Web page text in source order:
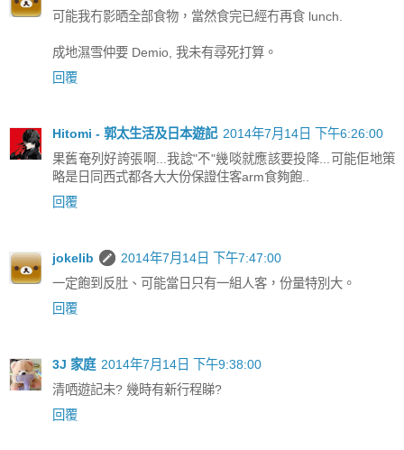
可能我冇影晒全部食物，當然食完已經冇再食 lunch.
成地濕雪仲要 Demio, 我未有尋死打算。
回覆
Hitomi - 郭太生活及日本遊記 2014年7月14日 下午6:26:00
果舊奄列好誇張啊...我諗"不"幾啖就應該要投降...可能佢地策
略是日同西式都各大大份保證住客arm食夠飽..
回覆
jokelib
2014年7月14日 下午7:47:00
一定飽到反肚、可能當日只有一組人客，份量特別大。
回覆
3J 家庭 2014年7月14日 下午9:38:00
清哂遊記未? 幾時有新行程睇?
回覆